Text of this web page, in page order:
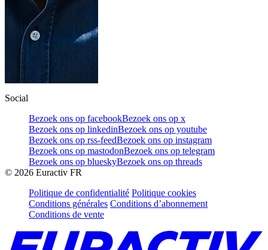
Social
Bezoek ons op facebookBezoek ons op x
Bezoek ons op linkedinBezoek ons op youtube
Bezoek ons op rss-feedBezoek ons op instagram
Bezoek ons op mastodonBezoek ons op telegram
Bezoek ons op blueskyBezoek ons op threads
© 2026 Euractiv FR
Politique de confidentialité Politique cookies
Conditions générales Conditions d’abonnement
Conditions de vente